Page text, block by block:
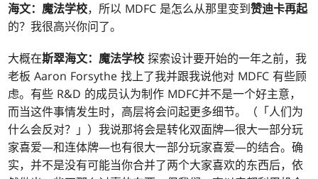
海文：魔法学校，所以 MDFC 是怎么从那里变到赞迪卡再起
的？我很高兴你问了。
大概在斯翠海文：魔法学校探索设计要开始的一年之前，我
老板 Aaron Forsythe 找上了我并跟我说他对 MDFC 有些顾
虑。有些 R&D 的成员认为制作 MDFC并不是一个好主意，
而当这件事情发生时，高层将会问起更多细节。（「人们为
什么会反对？」）我说那将会是转化双面牌—很大一部分玩
家喜爱—和连体牌—也有很大一部分玩家喜爱—的结合。确
实，并不是没有可能当你合并了两个大家喜欢的东西后，依